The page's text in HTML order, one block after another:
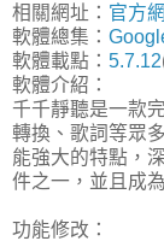
相關網址： 官方
軟體總集：
軟體載點： 5.7.12
軟體介紹：
千千靜聽是一款
轉換、歌詞等眾
能強大的特點，
件之一，並且成
功能修改：